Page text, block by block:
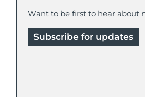
Want to be first to hear about
Subscribe for updates